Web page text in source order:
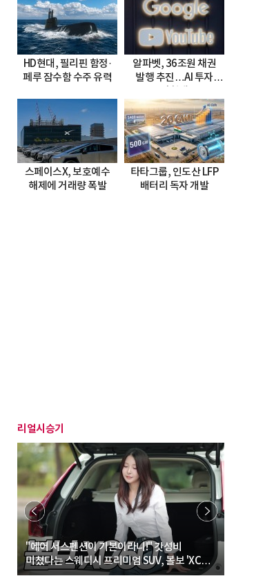
HD현대, 필리핀 함정·
페루 잠수함 수주 유력
알파벳, 36조원 채권
발행 추진…AI 투자
스페이스X, 보호예수
해제에 거래량 폭발
타타그룹, 인도산 LFP
배터리 독자 개발
리얼시승기
"에어 서스펜션이 기본이라니!" 갓성비
미쳤다는 스웨디시 프리미엄 SUV, 볼보 'XC60